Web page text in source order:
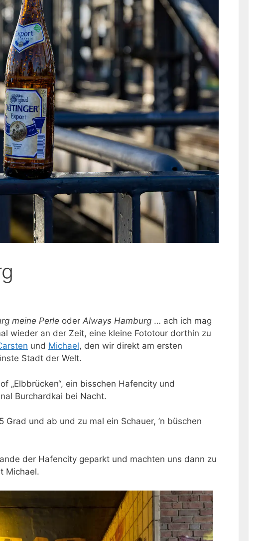
meine Perle oder Always Hamburg … ach ich mag
wieder an der Zeit, eine kleine Fototour dorthin zu
und Michael, den wir direkt am ersten
Stadt der Welt.
„Elbbrücken“, ein bisschen Hafencity und
Burchardkai bei Nacht.
und ab und zu mal ein Schauer, ’n büschen
der Hafencity geparkt und machten uns dann zu
Michael.